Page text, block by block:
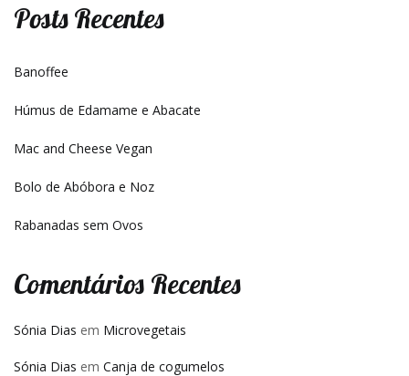
Posts Recentes
Banoffee
Húmus de Edamame e Abacate
Mac and Cheese Vegan
Bolo de Abóbora e Noz
Rabanadas sem Ovos
Comentários Recentes
Sónia Dias em Microvegetais
Sónia Dias em Canja de cogumelos